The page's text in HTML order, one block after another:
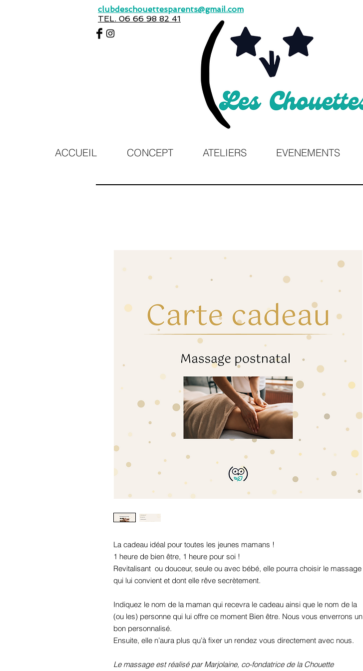
clubdeschouettesparents@gmail.com
TEL. 06 66 98 82 41
ACCUEIL CONCEPT ATELIERS EVENEMENTS
La cadeau idéal pour toutes les jeunes mamans !
1 heure de bien être, 1 heure pour soi !
Revitalisant ou douceur, seule ou avec bébé, elle pourra choisir le massage
qui lui convient et dont elle rêve secrètement.
Indiquez le nom de la maman qui recevra le cadeau ainsi que le nom de la
(ou les) personne qui lui offre ce moment Bien être. Nous vous enverrons un
bon personnalisé.
Ensuite, elle n’aura plus qu’à fixer un rendez vous directement avec nous.
Le massage est réalisé par Marjolaine, co-fondatrice de la Chouette